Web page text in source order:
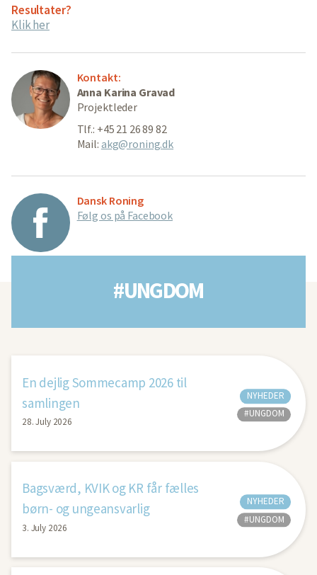
Resultater?
Klik her
Kontakt:
Anna Karina Gravad
Projektleder
Tlf.: +45 21 26 89 82
Mail: akg@roning.dk
Dansk Roning
Følg os på Facebook
#UNGDOM
En dejlig Sommecamp 2026 til
samlingen
28. July 2026
NYHEDER
#UNGDOM
Bagsværd, KVIK og KR får fælles
børn- og ungeansvarlig
3. July 2026
NYHEDER
#UNGDOM